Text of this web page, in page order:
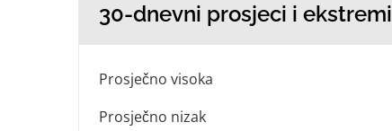
30-dnevni prosjeci i ekstremi
Prosječno visoka
Prosječno nizak